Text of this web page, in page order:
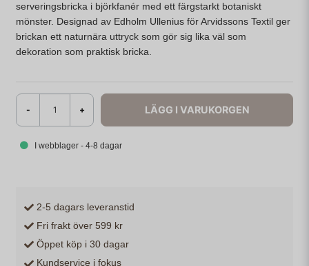
serveringsbricka i björkfanér med ett färgstarkt botaniskt
mönster. Designad av Edholm Ullenius för Arvidssons Textil ger
brickan ett naturnära uttryck som gör sig lika väl som
dekoration som praktisk bricka.
- + LÄGG I VARUKORGEN
I webblager - 4-8 dagar
2-5 dagars leveranstid
Fri frakt över 599 kr
Öppet köp i 30 dagar
Kundservice i fokus